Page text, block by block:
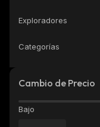
Exploradores
Categorías
Cambio de Precio
Bajo